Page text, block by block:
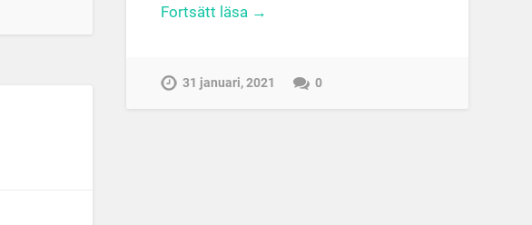
Fortsätt läsa →
31 januari, 2021 0